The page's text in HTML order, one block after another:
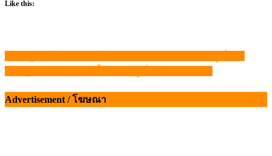
Like this:
แนะแนว
Advertisement / โฆษณา